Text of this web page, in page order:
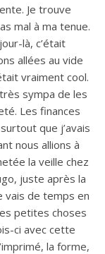
Je trouve
mal à ma tenue.
là, c’était
allées au vide
vraiment cool.
sympa de les
Les finances
que j’avais
nous allions à
la veille chez
juste après la
vais de temps en
petites choses
ci avec cette
la forme,